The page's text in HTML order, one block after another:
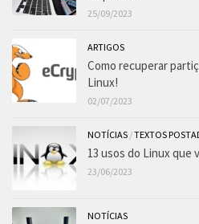
25/09/2023
ARTIGOS
Como recuperar
Linux!
02/07/2023
NOTÍCIAS /TEXTOS
13 usos do Linux que
23/06/2023
NOTÍCIAS